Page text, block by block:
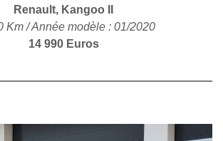
Renault, Kangoo II
Km / Année modèle : 01/2020
14 990 Euros